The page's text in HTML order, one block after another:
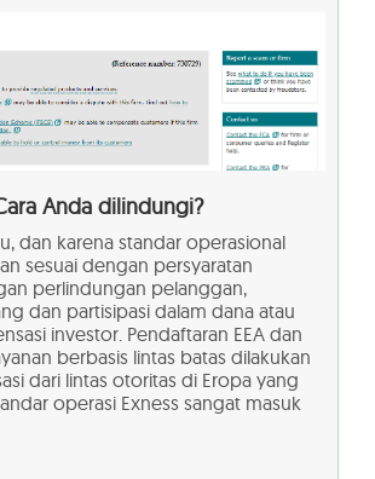
Anda dilindungi?
dan karena standar operasional
sesuai dengan persyaratan
perlindungan pelanggan,
dan partisipasi dalam dana atau
investor. Pendaftaran EEA dan
berbasis lintas batas dilakukan
dari lintas otoritas di Eropa yang
operasi Exness sangat masuk